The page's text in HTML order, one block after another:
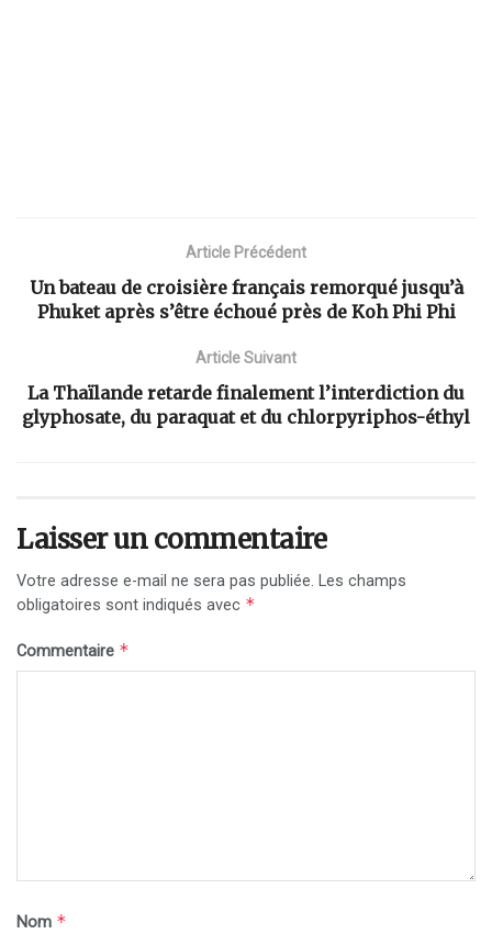
Article Précédent
Un bateau de croisière français remorqué jusqu’à
Phuket après s’être échoué près de Koh Phi Phi
Article Suivant
La Thaïlande retarde finalement l’interdiction du
glyphosate, du paraquat et du chlorpyriphos-éthyl
Laisser un commentaire
Votre adresse e-mail ne sera pas publiée. Les champs
obligatoires sont indiqués avec *
Commentaire *
Nom *